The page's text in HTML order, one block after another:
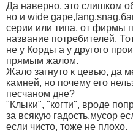
Да наверно, это слишком
но и wide
серии или типа, от фирмы
название потребителей.
не у Корды а у другого
прямым жалом.
Жало загнуто к цевью, да
камней, но почему его
песчаном дне?
"Клыки", "когти", вроде
за всякую гадость,мусор
если чисто, тоже не плохо.